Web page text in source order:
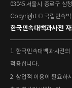
03045 서울시 종로구 삼
Copyright © 국립민속박
한국민속대백과사전
1. 한국민속대백과사전
적용합니다.
2. 상업적 이용이 필요하